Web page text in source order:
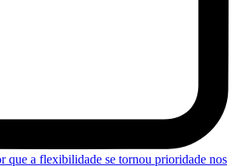
que a flexibilidade se tornou prioridade nos